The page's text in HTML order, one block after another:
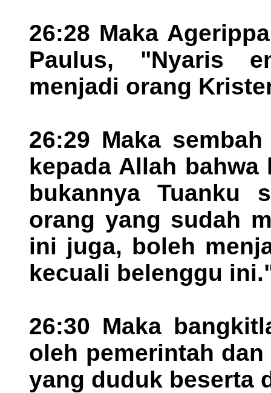
26:28 Maka
Paulus, "Nyaris
menjadi orang
26:29 Maka
kepada Allah
bukannya Tuanku
orang yang sudah
ini juga, boleh
kecuali belenggu
26:30 Maka
oleh pemerintah
yang duduk beserta